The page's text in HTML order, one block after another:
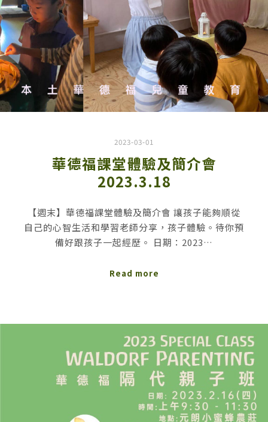
2023-03-01
華德福課堂體驗及簡介會
2023.3.18
【週末】華德福課堂體驗及簡介會 讓孩子能夠順從
自己的心智生活和學習老師分享，孩子體驗。待你預
備好跟孩子一起經歷。 日期：2023…
Read more